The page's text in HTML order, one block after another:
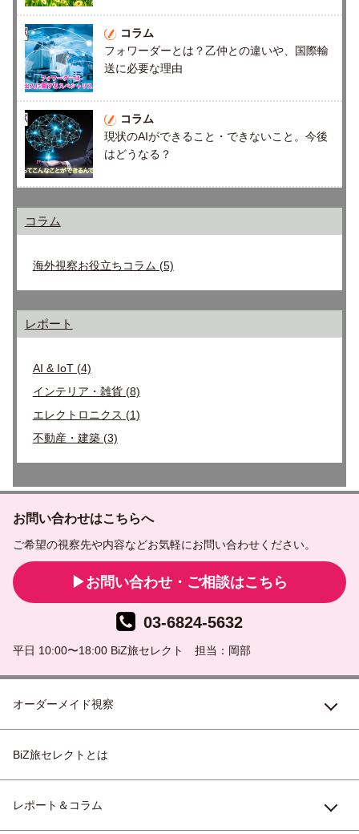
コラム
フォワーダーとは？乙仲との違いや、国際輸
送に必要な理由
コラム
現状のAIができること・できないこと。今後
はどうなる？
コラム
海外視察お役立ちコラム (5)
レポート
AI & IoT(4)
インテリア・雑貨(8)
エレクトロニクス (1)
不動産・建築(3)
お問い合わせはこちらへ
ご希望の視察先や内容などお気軽にお問い合わせください。
お問い合わせ・ご相談はこちら
03-6824-5632
平日 10:00〜18:00 BiZ旅セレクト 担当：岡部
オーダーメイド視察
BiZ旅セレクトとは
レポート＆コラム